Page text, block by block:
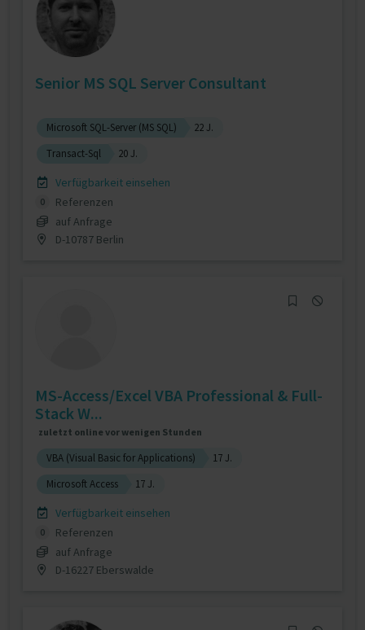
Senior MS SQL Server Consultant
Microsoft SQL-Server (MS SQL)
22 J.
Transact-Sql
20 J.
Verfügbarkeit einsehen
0
Referenzen
auf Anfrage
D-10787 Berlin
MS-Access/Excel VBA Professional & Full-
Stack W...
zuletzt online vor wenigen Stunden
VBA (Visual Basic for Applications)
17 J.
Microsoft Access
17 J.
Verfügbarkeit einsehen
0
Referenzen
auf Anfrage
D-16227 Eberswalde